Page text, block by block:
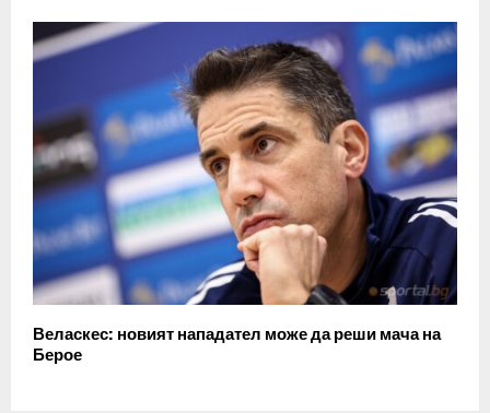
Веласкес: новият нападател може да реши мача на
Берое